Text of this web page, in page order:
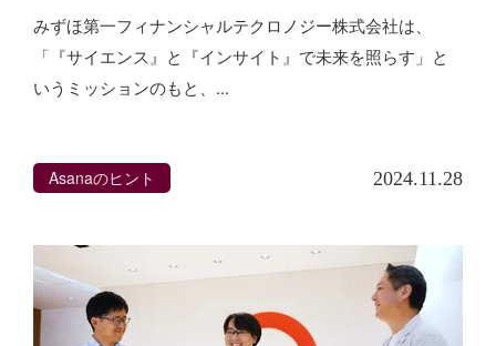
みずほ第一フィナンシャルテクロノジー株式会社は、
「『サイエンス』と『インサイト』で未来を照らす」と
いうミッションのもと、...
Asanaのヒント 2024.11.28